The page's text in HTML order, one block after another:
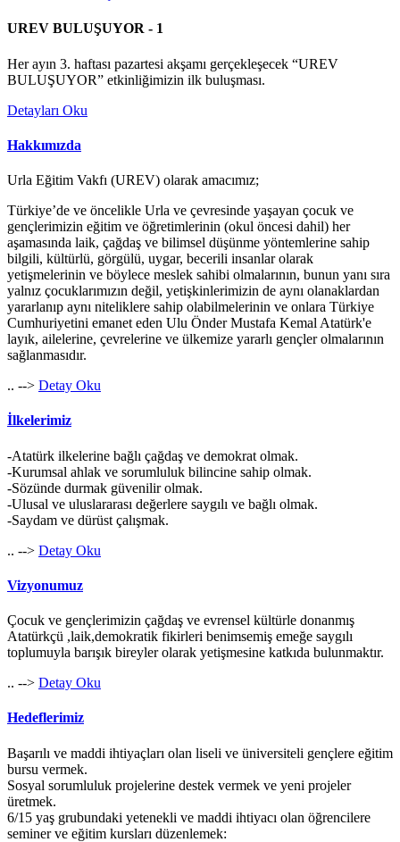
UREV BULUŞUYOR - 1
Her ayın 3. haftası pazartesi akşamı gerçekleşecek “UREV
BULUŞUYOR” etkinliğimizin ilk buluşması.
Detayları Oku
Hakkımızda
Urla Eğitim Vakfı (UREV) olarak amacımız;
Türkiye’de ve öncelikle Urla ve çevresinde yaşayan çocuk ve
gençlerimizin eğitim ve öğretimlerinin (okul öncesi dahil) her
aşamasında laik, çağdaş ve bilimsel düşünme yöntemlerine sahip
bilgili, kültürlü, görgülü, uygar, becerili insanlar olarak
yetişmelerinin ve böylece meslek sahibi olmalarının, bunun yanı sıra
yalnız çocuklarımızın değil, yetişkinlerimizin de aynı olanaklardan
yararlanıp aynı niteliklere sahip olabilmelerinin ve onlara Türkiye
Cumhuriyetini emanet eden Ulu Önder Mustafa Kemal Atatürk'e
layık, ailelerine, çevrelerine ve ülkemize yararlı gençler olmalarının
sağlanmasıdır.
.. --> Detay Oku
İlkelerimiz
-Atatürk ilkelerine bağlı çağdaş ve demokrat olmak.
-Kurumsal ahlak ve sorumluluk bilincine sahip olmak.
-Sözünde durmak güvenilir olmak.
-Ulusal ve uluslararası değerlere saygılı ve bağlı olmak.
-Saydam ve dürüst çalışmak.
.. --> Detay Oku
Vizyonumuz
Çocuk ve gençlerimizin çağdaş ve evrensel kültürle donanmış
Atatürkçü ,laik,demokratik fikirleri benimsemiş emeğe saygılı
toplumuyla barışık bireyler olarak yetişmesine katkıda bulunmaktır.
.. --> Detay Oku
Hedeflerimiz
Başarılı ve maddi ihtiyaçları olan liseli ve üniversiteli gençlere eğitim
bursu vermek.
Sosyal sorumluluk projelerine destek vermek ve yeni projeler
üretmek.
6/15 yaş grubundaki yetenekli ve maddi ihtiyacı olan öğrencilere
seminer ve eğitim kursları düzenlemek: